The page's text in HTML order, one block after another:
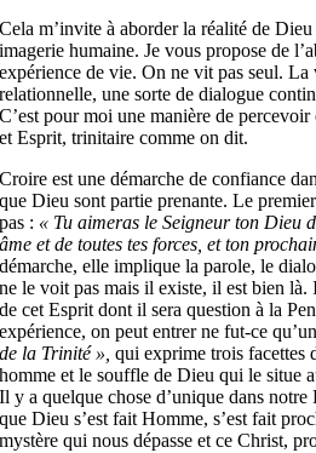
Cela m’invite à aborder la réalité de
imagerie humaine. Je vous propose de
expérience de vie. On ne vit pas seul. La
relationnelle, une sorte de dialogue
C’est pour moi une manière de
et Esprit, trinitaire comme on dit.
Croire est une démarche de confiance
que Dieu sont partie prenante. Le
pas : « Tu aimeras le Seigneur ton Dieu
âme et de toutes tes forces, et ton
démarche, elle implique la parole, le
ne le voit pas mais il existe, il est bien là.
de cet Esprit dont il sera question à la
expérience, on peut entrer ne fut-ce
de la Trinité », qui exprime trois facettes
homme et le souffle de Dieu qui le situe
Il y a quelque chose d’unique dans notre
que Dieu s’est fait Homme, s’est fait
mystère qui nous dépasse et ce Christ,